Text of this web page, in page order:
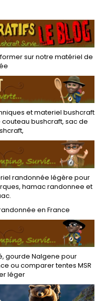
par quatre clips distincts.
sur notre matériel de
etmateriel bushcraft
couteau bushcraft, sac de
,
randonnée légère pour
hamac randonnee et
.
en France
gourde Nalgene pour
ou comparer tentes MSR
léger